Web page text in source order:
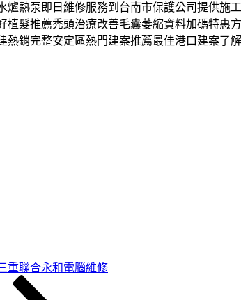
熱泵即日維修服務到台南市保護公司提供施
髮推薦禿頭治療改善毛囊萎縮資料加碼特惠
銷完整安定區熱門建案推薦最佳港口建案了
重聯合永和電腦維修